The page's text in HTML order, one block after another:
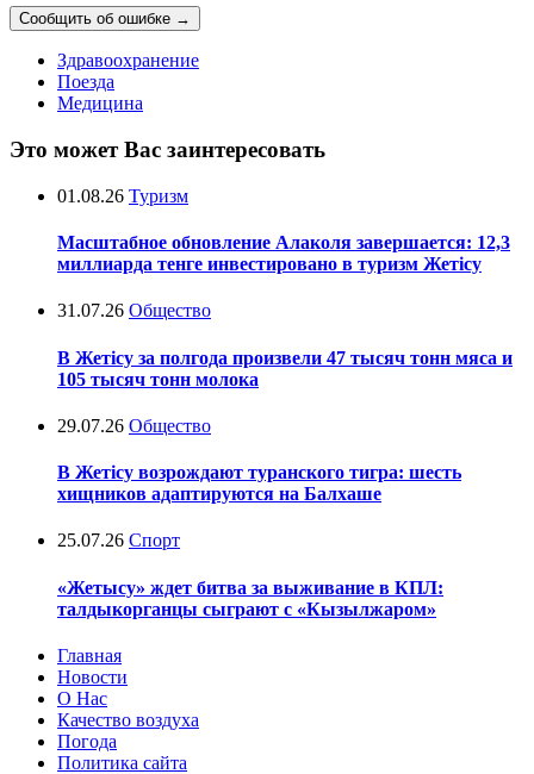
Сообщить об ошибке →
Здравоохранение
Поезда
Медицина
Это может Вас заинтересовать
01.08.26 Туризм
Масштабное обновление Алаколя завершается: 12,3
миллиарда тенге инвестировано в туризм Жетісу
31.07.26 Общество
В Жетісу за полгода произвели 47 тысяч тонн мяса и
105 тысяч тонн молока
29.07.26 Общество
В Жетісу возрождают туранского тигра: шесть
хищников адаптируются на Балхаше
25.07.26 Спорт
«Жетысу» ждет битва за выживание в КПЛ:
талдыкорганцы сыграют с «Кызылжаром»
Главная
Новости
О Нас
Качество воздуха
Погода
Политика сайта